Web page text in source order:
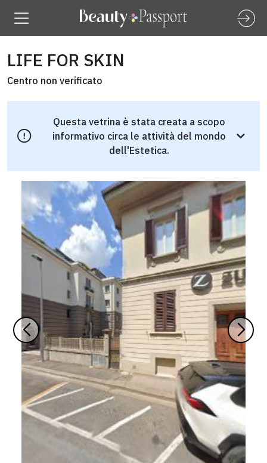
LIFE FOR SKIN
Centro non verificato
Questa vetrina è stata creata a scopo
informativo circa le attività del mondo
dell'Estetica.